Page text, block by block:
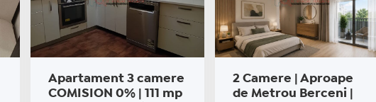
Apartament 3 camere
COMISION 0% | 111 mp
2 Camere | Aproape
de Metrou Berceni |